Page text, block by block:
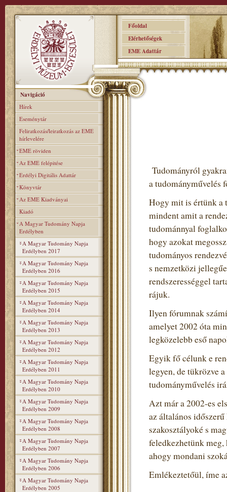
Főoldal
Elérhetőségek
EME Adattár
Navigáció
Hírek
Eseménytár
Feliratkozás/leiratkozás az EME
hírlevelére
EME röviden
Az EME felépitése
Erdélyi Digitális Adattár
Könyvtár
Az EME Kiadványai
Kiadó
A Magyar Tudomány Napja
Erdélyben
A Magyar Tudomány Napja
Erdélyben 2017
A Magyar Tudomány Napja
Erdélyben 2016
A Magyar Tudomány Napja
Erdélyben 2015
A Magyar Tudomány Napja
Erdélyben 2014
A Magyar Tudomány Napja
Erdélyben 2013
A Magyar Tudomány Napja
Erdélyben 2012
A Magyar Tudomány Napja
Erdélyben 2011
A Magyar Tudomány Napja
Erdélyben 2010
A Magyar Tudomány Napja
Erdélyben 2009
A Magyar Tudomány Napja
Erdélyben 2008
A Magyar Tudomány Napja
Erdélyben 2007
A Magyar Tudomány Napja
Erdélyben 2006
A Magyar Tudomány Napja
Erdélyben 2005
Tudományról
a tudományművelés
Hogy mit is értünk a
mindent amit a
tudománnyal
hogy azokat
tudományos
s nemzetközi
rendszerességgel
rájuk.
Ilyen fórumnak
amelyet 2002 óta
legközelebb eső
Egyik fő célunk e
legyen, de tükrözve
tudományművelés
Azt már a 2002-es
az általános
szakosztályoké s
feledkezhetünk meg,
ahogy mondani
Emlékeztetőül, íme